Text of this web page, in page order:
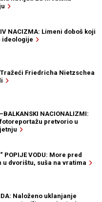
NACIZMA: Limeni doboš koji
ideologije
Tražeći Friedricha Nietzschea
NACIONALIZMI:
pretvorio u
POPIJE VODU: More pred
u dvorištu, suša na vratima
Naloženo uklanjanje